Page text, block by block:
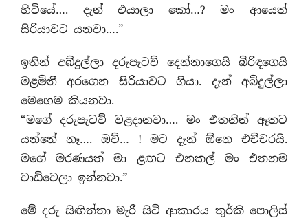
හිටියේ…. දැන් එයාලා කෝ…? මං ආයෙත්
සිරියාවට යනවා….”
ඉතින් අබ්දුල්ලා දරුපැටව් දෙන්නාගෙයි බිරිඳගෙයි
මළමිනී අරගෙන සිරියාවට ගියා. දැන් අබ්දුල්ලා
මෙහෙම කියනවා.
“මගේ දරුපැටව් වළදානවා…. මං එතනින් ඈතට
යන්නේ නෑ…. ඔව්… ! මට දැන් ඕනෙ එච්චරයි.
මගේ මරණයත් මා ළඟට එනකල් මං එතනම
වාඩිවෙලා ඉන්නවා.”
මේ දරු සිඟිත්තා මැරී සිටි ආකාරය තුර්කි පොලිස්